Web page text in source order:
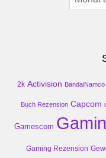
2k Activision BandaiNamco
Buch Rezension Capcom
Gamescom
Gaming Rezension